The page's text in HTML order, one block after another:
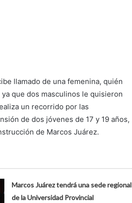
llamado de una femenina, quién
que dos masculinos le quisieron
un recorrido por las
de dos jóvenes de 17 y 19 años,
de Marcos Juárez.
Marcos Juárez tendrá una sede regional
de la Universidad Provincial